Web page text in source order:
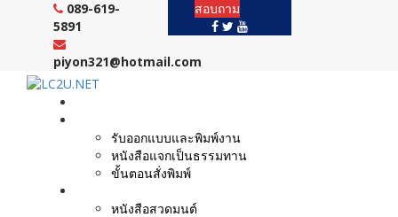
089-619-
5891
piyon321@hotmail.com
สอบถาม
รับออกแบบและพิมพ์งาน
หนังสือแจกเป็นธรรมทาน
ขั้นตอนสั่งพิมพ์
หนังสือสวดมนต์